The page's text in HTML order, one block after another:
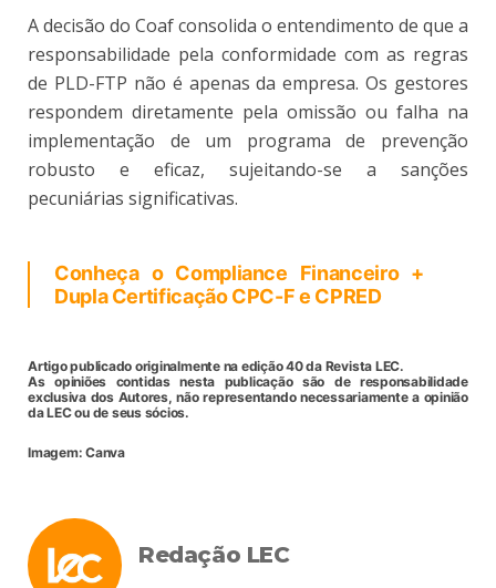
A decisão do Coaf consolida o entendimento de que a
responsabilidade pela conformidade com as regras
de PLD-FTP não é apenas da empresa. Os gestores
respondem diretamente pela omissão ou falha na
implementação de um programa de prevenção
robusto e eficaz, sujeitando-se a sanções
pecuniárias significativas.
Conheça o Compliance Financeiro +
Dupla Certificação CPC-F e CPRED
Artigo publicado originalmente na edição 40 da Revista LEC.
As opiniões contidas nesta publicação são de responsabilidade
exclusiva dos Autores, não representando necessariamente a opinião
da LEC ou de seus sócios.
Imagem: Canva
Redação LEC